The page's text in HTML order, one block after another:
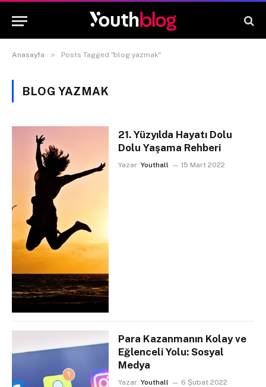
Anasayfa » Posts Tagged "blog yazmak"
BLOG YAZMAK
21. Yüzyılda Hayatı Dolu
Dolu Yaşama Rehberi
Yazar: Youthall 15 Mart 2022
Para Kazanmanın Kolay ve
Eğlenceli Yolu: Sosyal
Medya
Yazar: Youthall 6 Şubat 2022